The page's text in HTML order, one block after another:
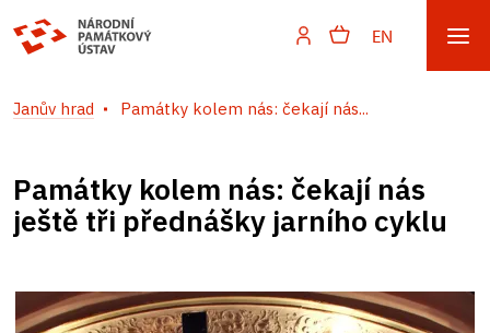
EN
Janův hrad Památky kolem nás: čekají nás...
Památky kolem nás: čekají nás
ještě tři přednášky jarního cyklu